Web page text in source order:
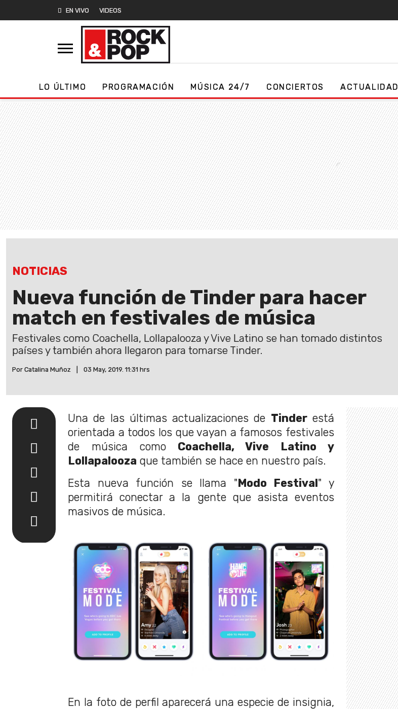
EN VIVO VIDEOS
LO ÚLTIMO PROGRAMACIÓN MÚSICA 24/7 CONCIERTOS ACTUALIDAD
NOTICIAS
Nueva función de Tinder para hacer
match en festivales de música
Festivales como Coachella, Lollapalooza y Vive Latino se han tomado distintos
países y también ahora llegaron para tomarse Tinder.
Por Catalina Muñoz 03 May, 2019. 11:31 hrs
Una de las últimas actualizaciones de Tinderestá
orientada a todos los que vayan a famosos festivales
de música comoCoachella, Vive Latino y
Lollapalooza que también se hace en nuestro país.
Esta nueva función se llama "Modo Festival" y
permitirá conectar a la gente que asista eventos
masivos de música.
En la foto de perfil aparecerá una especie de insignia,